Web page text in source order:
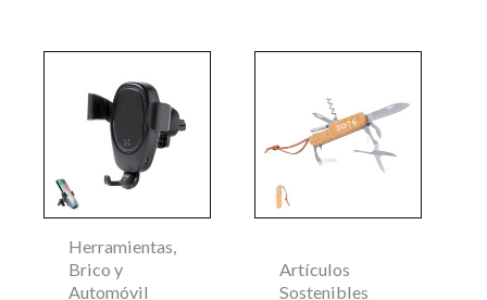
página
producto
Herramientas,
Brico y
Automóvil
producto
tiene
múltiples
variantes.
Las
opciones
Artículos
Sostenibles